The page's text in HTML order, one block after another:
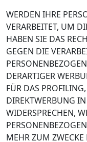
WERDEN IHRE
VERARBEITET, UM
HABEN SIE DAS
GEGEN DIE
DERARTIGER
FÜR DAS
DIREKTWERBUNG
WIDERSPRECHEN,
MEHR ZUM